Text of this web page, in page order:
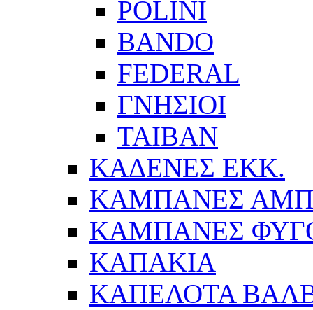
POLINI
BANDO
FEDERAL
ΓΝΗΣΙΟΙ
ΤΑΙΒΑΝ
ΚΑΔΕΝΕΣ ΕΚΚ.
ΚΑΜΠΑΝΕΣ
ΚΑΜΠΑΝΕΣ
ΚΑΠΑΚΙΑ
ΚΑΠΕΛΟΤΑ